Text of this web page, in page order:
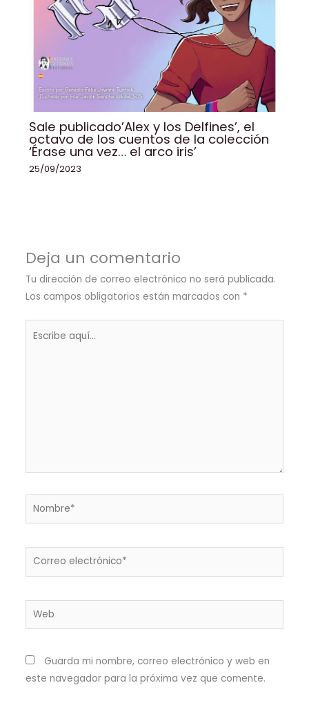
Sale publicado’Alex y los Delfines’, el
octavo de los cuentos de la colección
‘Érase una vez… el arco iris’
25/09/2023
Deja un comentario
Tu dirección de correo electrónico no será publicada.
Los campos obligatorios están marcados con *
Nombre*
Correo
Web
Guarda mi nombre, correo electrónico y web en
este navegador para la próxima vez que comente.